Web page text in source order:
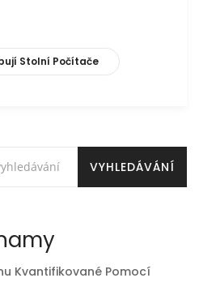
Stolní Počítače
Kvantifikované Pomocí